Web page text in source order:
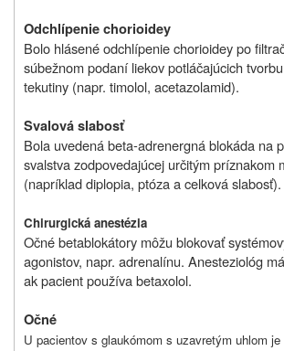
Odchlípenie chorioidey
Bolo hlásené odchlípenie chorioidey po
súbežnom podaní liekov potláčajúcich
tekutiny (napr. timolol, acetazolamid).
Svalová slabosť
Bola uvedená beta-adrenergná blokáda na
svalstva zodpovedajúcej určitým príznakom
(napríklad diplopia, ptóza a celková slabosť).
Chirurgická anestézia
Očné betablokátory môžu blokovať
agonistov, napr. adrenalínu. Anesteziológ
ak pacient používa betaxolol.
Očné
U pacientov s glaukómom s uzavretým uhlom je